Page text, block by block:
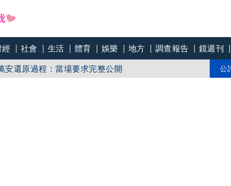
經 社會 生活 體育 娛樂 地方 調查報告 鏡週刊
政策？徐欣瑩傳求見陳見賢10次遭拒！昔決議遮蔽
！柯韌帶斷還能跳！陳智菡扯韌帶斷能打籃球！
還原過程：當場要求完整公開
公